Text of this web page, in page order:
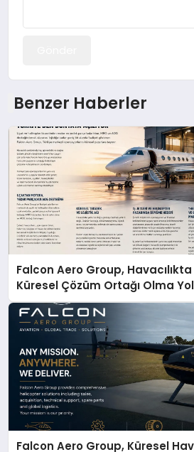
Benzer Haberler
Falcon Aero Group,
Küresel Çözüm Ortağı Olma
Falcon Aero Group, Küresel